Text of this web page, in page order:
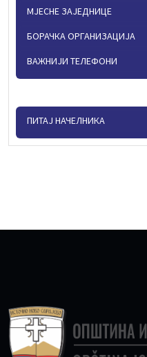
МЈЕСНЕ ЗАЈЕДНИЦЕ
БОРАЧКА ОРГАНИЗАЦИЈА
ВАЖНИЈИ ТЕЛЕФОНИ
ПИТАЈ НАЧЕЛНИКА